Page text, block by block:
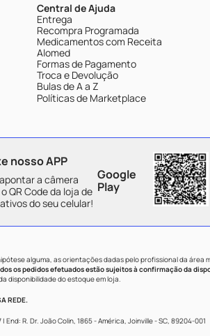
Central de Ajuda
Entrega
Recompra Programada
Medicamentos com Receita
Alomed
Formas de Pagamento
Troca e Devolução
Bulas de A a Z
Políticas de Marketplace
nosso APP
a câmera
QR Code da loja de
do seu celular!
Google
Play
alguma, as orientações dadas pelo profissional da área
os pedidos efetuados estão sujeitos à confirmação da
disponibilidade do estoque em loja.
REDE.
End: R. Dr. João Colin, 1865 - América, Joinville - SC, 89204-001